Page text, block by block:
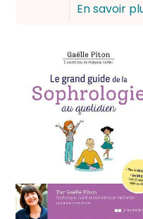
En savoir